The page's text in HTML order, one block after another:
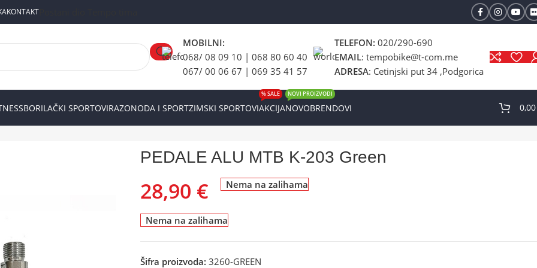
KONTAKT
MOBILNI:
068/ 08 09 10 | 068 80 60 40
067/ 00 06 67 | 069 35 41 57
TELEFON: 020/290-690
EMAIL: tempobike@t-com.me
ADRESA: Cetinjski put 34 ,Podgorica
BORILAČKI SPORTOVIRAZONODA I SPORTZIMSKI SPORTOVIAKCIJA
% SALE
NOVO
NOVI PROIZVODI
BRENDOVI
PEDALE ALU MTB K-203 Green
28,90 € Nema na zalihama
Nema na zalihama
Šifra proizvoda: 3260-GREEN